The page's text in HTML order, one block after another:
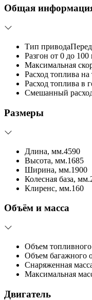
Общая
Тип привода
Разгон от 0 до 100
Максимальная
Расход топлива на
Расход топлива в
Смешанный
Размеры
Длина, мм.4590
Высота, мм.1685
Ширина, мм.1900
Колесная база, мм.
Клиренс, мм.160
Объём и масса
Объем топливного
Объем багажного
Снаряженная
Максимальная
Двигатель